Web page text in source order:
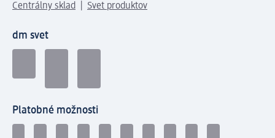
Centrálny sklad
Svet produktov
dm svet
Platobné možnosti